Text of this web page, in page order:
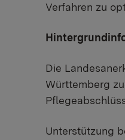
Verfahren zu
Die
Württemberg
Unterstützung